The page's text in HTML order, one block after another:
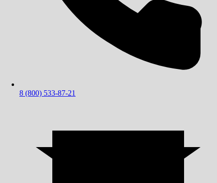
8 (800) 533-87-21